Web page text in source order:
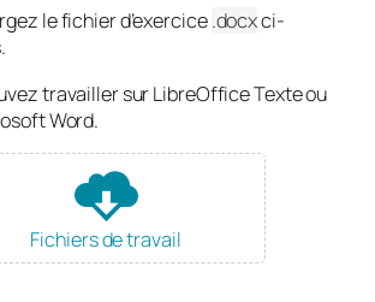
le fichier d’exercice.docxci-
travailler sur LibreOffice Texte ou
Word.
Fichiers de travail